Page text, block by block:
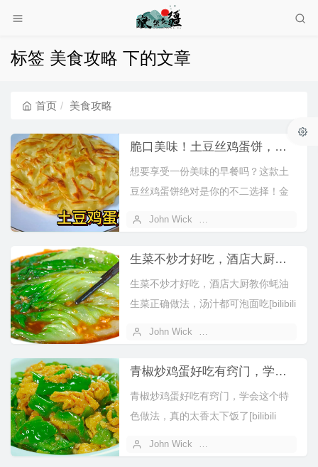
标签 美食攻略 下的文章
首页 美食攻略
脆口美味！土豆丝鸡蛋饼，让你爱不释口！
想要享受一份美味的早餐吗？这款土
豆丝鸡蛋饼绝对是你的不二选择！金
John Wick
生菜不炒才好吃，酒店大厨教你蚝油生菜正确做法！
生菜不炒才好吃，酒店大厨教你蚝油
生菜正确做法，汤汁都可泡面吃[bilibili
John Wick
青椒炒鸡蛋好吃有窍门，学会这个特色做法，真的太香太下饭了
青椒炒鸡蛋好吃有窍门，学会这个特
色做法，真的太香太下饭了[bilibili
John Wick